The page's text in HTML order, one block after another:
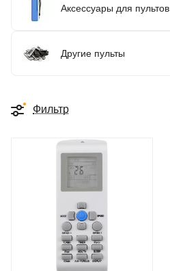
Аксессуары для пультов
Другие пульты
Фильтр